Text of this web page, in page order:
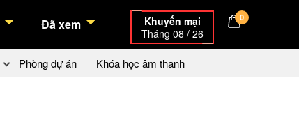
Đã xem
Khuyến mại
Tháng 08 / 26
0
Phòng dự án Khóa học âm thanh